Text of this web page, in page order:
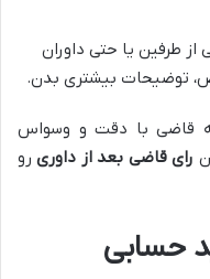
از طرفین یا حتی داوران
توضیحات بیشتری بدن.
قاضی با دقت و وسواس
رای قاضی بعد از داوریرو
حسابی